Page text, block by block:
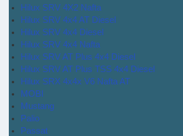
Hilux SRV 4X2 Nafta
Hilux SRV 4x4 AT Diesel
Hilux SRV 4x4 Diesel
Hilux SRV 4x4 Nafta
Hilux SRV AT Plus 4x4 Diesel
Hilux SRV AT Plus TSS 4x4 Diesel
Hilux SRX 4x4x V6 Nafta AT
MOBI
Mustang
Palio
Passat